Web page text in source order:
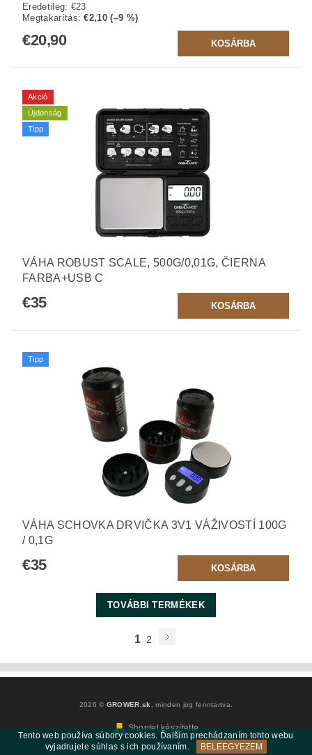
Eredetileg: €23
Megtakarítás:€2,10 (–9 %)
€20,90
Akció
Újdonság
Tipp
VÁHA ROBUST SCALE, 500G/0,01G, ČIERNA
FARBA+USB C
€35
Tipp
VÁHA SCHOVKA DRVIČKA 3V1 VÁŽIVOSTÍ 100G
/ 0,1G
€35
TOVÁBBI TERMÉKEK
1 2
2026 © GROWER.sk , minden jog fenntartva.
Shoptet készítette
Tento web používa súbory cookies. Ďalším prechádzaním tohto webu
vyjadrujete súhlas s ich používaním.
BELEEGYEZEM